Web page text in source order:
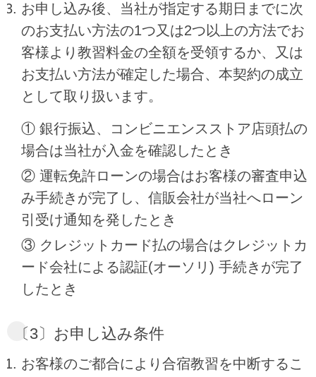
お申し込み後、当社が指定する期日までに次
のお支払い方法の1つ又は2つ以上の方法でお
客様より教習料金の全額を受領するか、又は
お支払い方法が確定した場合、本契約の成立
として取り扱います。
① 銀行振込、コンビニエンスストア店頭払の
場合は当社が入金を確認したとき
② 運転免許ローンの場合はお客様の審査申込
み手続きが完了し、信販会社が当社へローン
引受け通知を発したとき
③ クレジットカード払の場合はクレジットカ
ード会社による認証(オーソリ) 手続きが完了
したとき
〔3〕お申し込み条件
お客様のご都合により合宿教習を中断するこ